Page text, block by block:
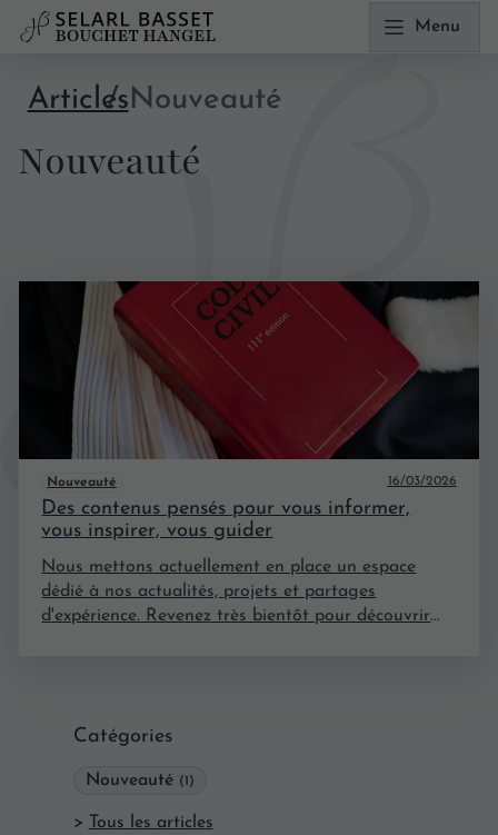
Menu
Catégories
Nouveauté (1)
Tous les articles
ArticlesNouveauté
Nouveauté
Nouveauté 16/03/2026
Des contenus pensés pour vous informer,
vous inspirer, vous guider
Nous mettons actuellement en place un espace
dédié à nos actualités, projets et partages
d'expérience. Revenez très bientôt pour découvrir